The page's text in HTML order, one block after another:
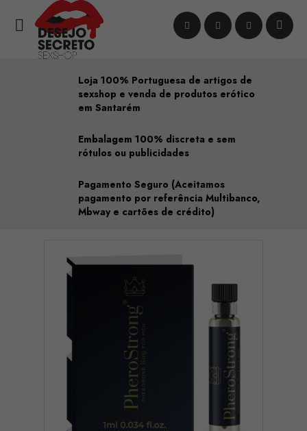

Loja 100% Portuguesa de artigos de
sexshop e venda de produtos erótico
em Santarém
Embalagem 100% discreta e sem
rótulos ou publicidades
Pagamento Seguro (Aceitamos
pagamento por referência Multibanco,
Mbway e cartões de crédito)